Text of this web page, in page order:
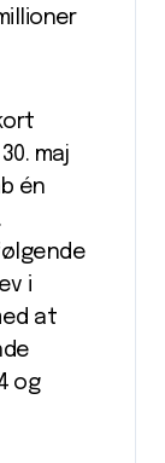
maj
én
i
at
og